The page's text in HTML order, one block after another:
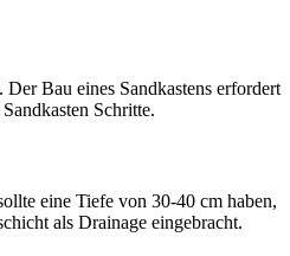
Bau eines Sandkastens erfordert
Schritte.
eine Tiefe von 30-40 cm haben,
als Drainage eingebracht.